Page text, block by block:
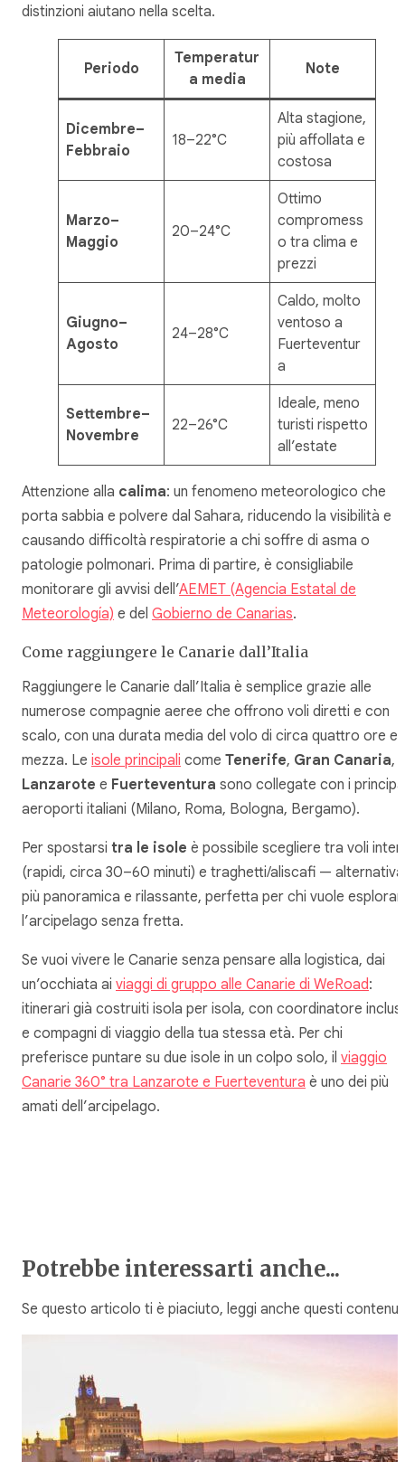
distinzioni aiutano nella scelta.
Periodo
Temperatur
a media
Note
Dicembre–
Febbraio
18–22°C
Alta stagione,
più affollata e
costosa
Marzo–
Maggio
20–24°C
Ottimo
compromess
o tra clima e
prezzi
Giugno–
Agosto
24–28°C
Caldo, molto
ventoso a
Fuerteventur
a
Settembre–
Novembre
22–26°C
Ideale, meno
turisti rispetto
all’estate
Attenzione alla calima: un fenomeno meteorologico che
porta sabbia e polvere dal Sahara, riducendo la visibilità e
causando difficoltà respiratorie a chi soffre di asma o
patologie polmonari. Prima di partire, è consigliabile
monitorare gli avvisi dell’AEMET (Agencia Estatal de
Meteorología) e del Gobierno de Canarias.
Come raggiungere le Canarie dall’Italia
Raggiungere le Canarie dall’Italia è semplice grazie alle
numerose compagnie aeree che offrono voli diretti e con
scalo, con una durata media del volo di circa quattro ore e
mezza. Le isole principali come Tenerife, Gran Canaria,
Lanzarote e Fuerteventura sono collegate con i
aeroporti italiani (Milano, Roma, Bologna, Bergamo).
Per spostarsi tra le isole è possibile scegliere tra voli
(rapidi, circa 30–60 minuti) e traghetti/aliscafi — alternativa
più panoramica e rilassante, perfetta per chi vuole
l’arcipelago senza fretta.
Se vuoi vivere le Canarie senza pensare alla logistica, dai
un’occhiata ai viaggi di gruppo alle Canarie di WeRoad:
itinerari già costruiti isola per isola, con coordinatore
e compagni di viaggio della tua stessa età. Per chi
preferisce puntare su due isole in un colpo solo, il viaggio
Canarie 360° tra Lanzarote e Fuerteventura è uno dei più
amati dell’arcipelago.
Potrebbe interessarti anche...
Se questo articolo ti è piaciuto, leggi anche questi